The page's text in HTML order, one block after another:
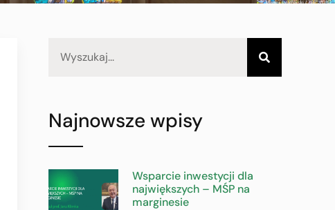
Najnowsze wpisy
Wsparcie inwestycji dla
największych – MŚP na
marginesie